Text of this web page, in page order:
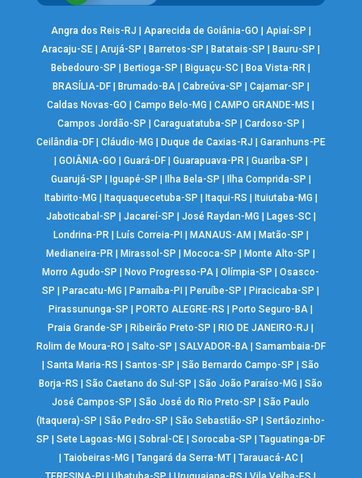
Angra dos Reis-RJ Aparecida de Goiânia-GO Apiaí-SP
Aracaju-SE |Arujá-SP Barretos-SP Batatais-SP Bauru-SP
Bebedouro-SP
Bertioga-SP Biguaçu-SC Boa Vista-RR
BRASÍLIA-DF| Brumado-BA| Cabreúva-SP Cajamar-SP
Caldas Novas-GO
|Campo Belo-MG |CAMPO GRANDE-MS
Campos Jordão-SP
Caraguatatuba-SP Cardoso-SP
Ceilândia-DF| Cláudio-MG Duque de Caxias-RJ
Garanhuns-PE
GOIÂNIA-GO Guará-DF| Guarapuava-PR| Guariba-SP
Guarujá-SP
Iguapé-SP Ilha Bela-SP Ilha Comprida-SP
Itabirito-MG
Itaquaquecetuba-SP Itaqui-RS Ituiutaba-MG
Jaboticabal-SP
Jacareí-SP José Raydan-MG Lages-SC|
Londrina-PR| Luís Correia-PI MANAUS-AM Matão-SP
Medianeira-PR
Mirassol-SP Mococa-SP Monte Alto-SP
Morro Agudo-SP
Novo Progresso-PA |Olímpia-SP |Osasco-
SP
Paracatu-MG Parnaíba-PI Peruíbe-SP Piracicaba-SP
Pirassununga-SP
PORTO ALEGRE-RS Porto Seguro-BA
Praia Grande-SP
Ribeirão Preto-SP RIO DE JANEIRO-RJ
Rolim de Moura-RO
Salto-SP SALVADOR-BA| Samambaia-DF
|Santa Maria-RS |Santos-SP |São Bernardo Campo-SP |São
Borja-RS
|São Caetano do Sul-SP |São João Paraíso-MG |São
José Campos-SP
|São José do Rio Preto-SP |São Paulo
(Itaquera)-SP
|São Pedro-SP |São Sebastião-SP |Sertãozinho-
SP
|Sete Lagoas-MG |Sobral-CE |Sorocaba-SP |Taguatinga-DF
Taiobeiras-MG Tangará da Serra-MT| Tarauacá-AC|